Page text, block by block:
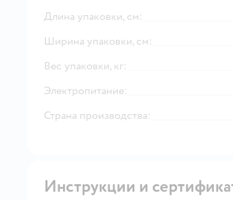
Длина упаковки, см:
Ширина упаковки, см:
Вес упаковки, кг:
Электропитание:
Страна производства:
Инструкции и